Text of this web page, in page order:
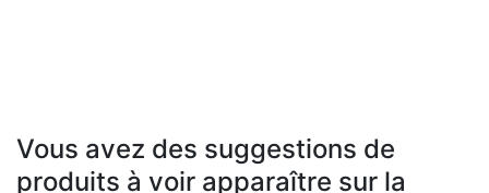
Vous avez des suggestions de
produits à voir apparaître sur la